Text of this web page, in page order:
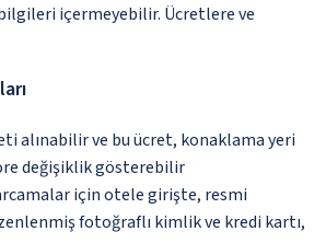
içermeyebilir. Ücretlere ve
alınabilir ve bu ücret, konaklama yeri
değişiklik gösterebilir
için otele girişte, resmi
fotoğraflı kimlik ve kredi kartı,